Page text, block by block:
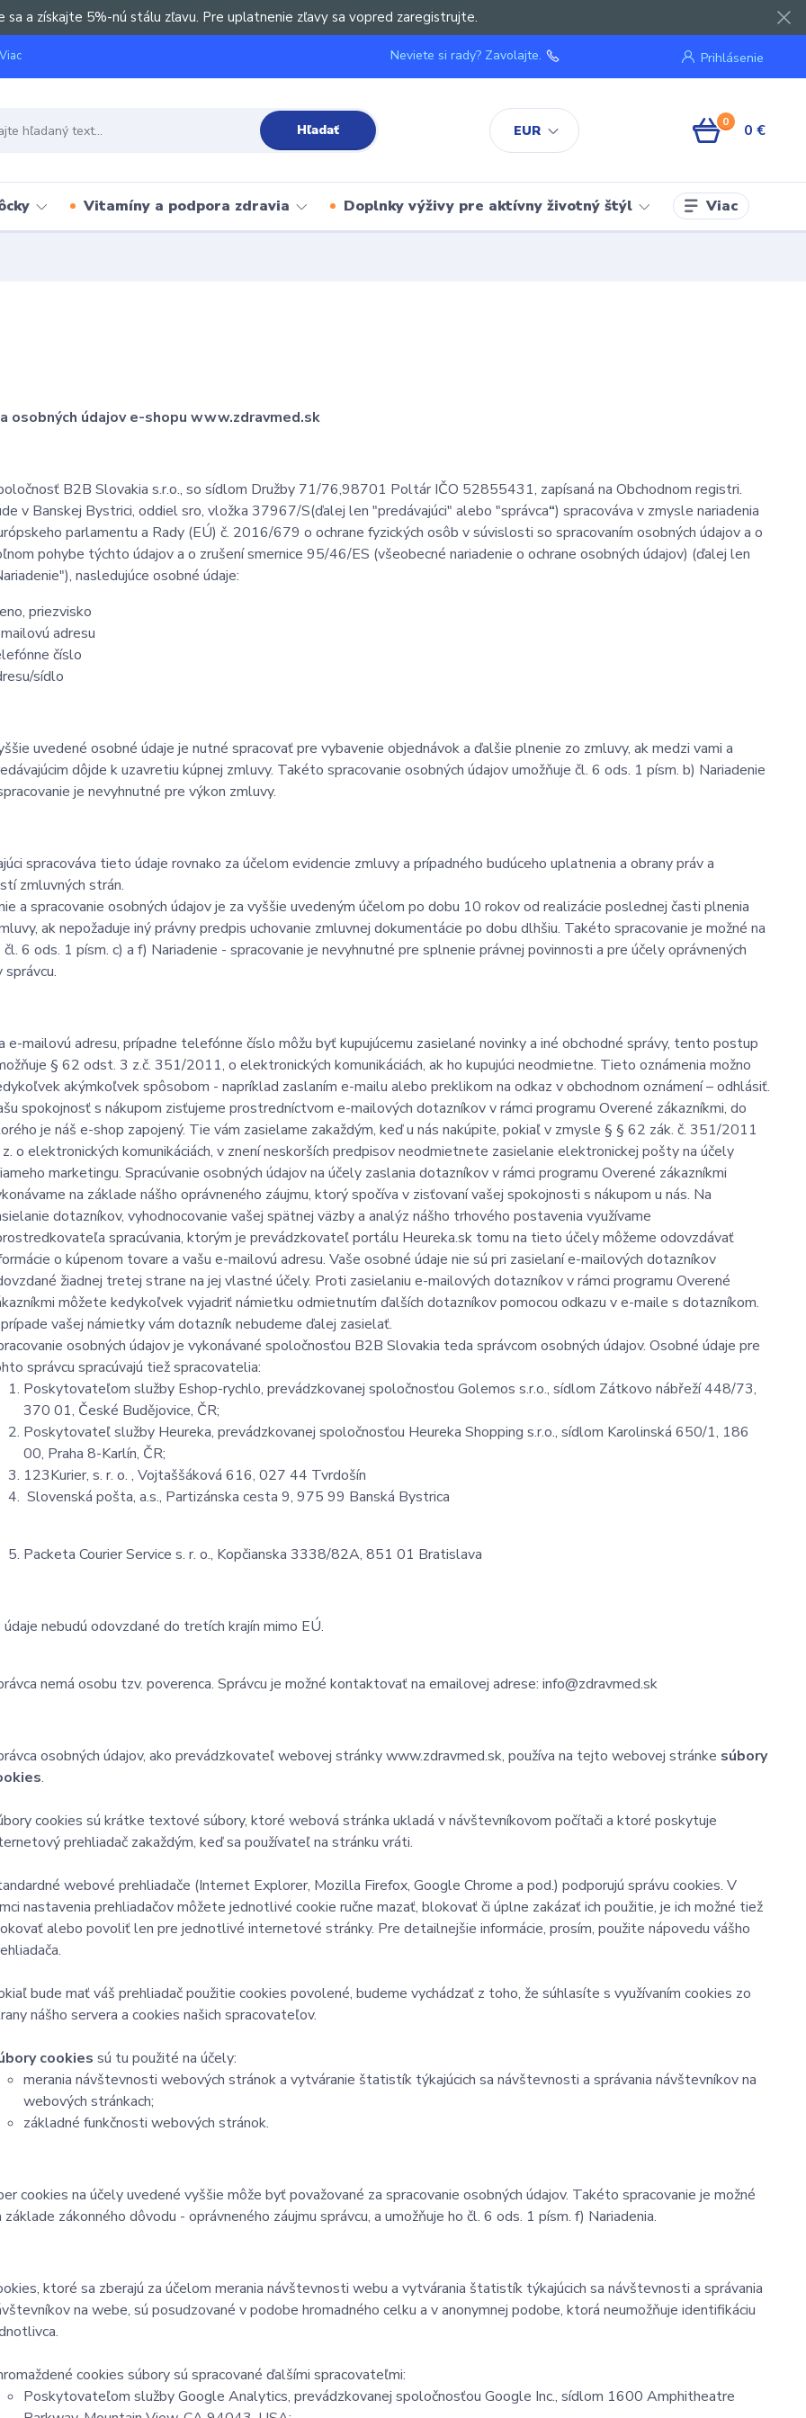
sa a získajte 5%-nú stálu zľavu. Pre uplatnenie zľavy sa vopred zaregistrujte.
Viac
EUR
Prihlásenie
Hľadať
Neviete si rady? Zavolajte.
0 0 €
Vitamíny a podpora zdravia Doplnky výživy pre aktívny životný štýl Viac
osobných údajov e-shopu www.zdravmed.sk
B2B Slovakia s.r.o., so sídlom Družby 71/76,98701 Poltár IČO 52855431, zapísaná na Obchodnom registri.
v Banskej Bystrici, oddiel sro, vložka37967/S(ďalej len "predávajúci" alebo "správca“) spracováva v zmysle nariadenia
parlamentu a Rady (EÚ) č. 2016/679 o ochrane fyzických osôb v súvislosti so spracovaním osobných údajov a o
pohybe týchto údajov a o zrušení smernice 95/46/ES (všeobecné nariadenie o ochrane osobných údajov) (ďalej len
nasledujúce osobné údaje:
priezvisko
adresu
číslo
sídlo
uvedené osobné údaje je nutné spracovať pre vybavenie objednávok a ďalšie plnenie zo zmluvy, ak medzi vami a
dôjde k uzavretiu kúpnej zmluvy. Takéto spracovanie osobných údajov umožňuje čl. 6 ods. 1 písm. b) Nariadenie
je nevyhnutné pre výkon zmluvy.
spracováva tieto údaje rovnako za účelom evidencie zmluvy a prípadného budúceho uplatnenia a obrany práv a
zmluvných strán.
a spracovanie osobných údajov je za vyššie uvedeným účelom po dobu 10 rokov od realizácie poslednej časti plnenia
ak nepožaduje iný právny predpis uchovanie zmluvnej dokumentácie po dobu dlhšiu. Takéto spracovanie je možné na
6 ods. 1 písm. c) a f) Nariadenie - spracovanie je nevyhnutné pre splnenie právnej povinnosti a pre účely oprávnených
správcu.
e-mailovú adresu, prípadne telefónne číslo môžu byť kupujúcemu zasielané novinky a iné obchodné správy, tento postup
§ 62 odst. 3 z.č. 351/2011, o elektronických komunikáciách, ak ho kupujúci neodmietne. Tieto oznámenia možno
akýmkoľvek spôsobom - napríklad zaslaním e-mailu alebo preklikom na odkaz v obchodnom oznámení – odhlásiť.
spokojnosť s nákupom zisťujeme prostredníctvom e-mailových dotazníkov v rámci programu Overené zákazníkmi, do
je náš e-shop zapojený. Tie vám zasielame zakaždým, keď u nás nakúpite, pokiaľ v zmysle § § 62 zák. č. 351/2011
z. o elektronických komunikáciách, v znení neskorších predpisov neodmietnete zasielanie elektronickej pošty na účely
marketingu. Spracúvanie osobných údajov na účely zaslania dotazníkov v rámci programu Overené zákazníkmi
na základe nášho oprávneného záujmu, ktorý spočíva v zisťovaní vašej spokojnosti s nákupom u nás. Na
dotazníkov, vyhodnocovanie vašej spätnej väzby a analýz nášho trhového postavenia využívame
spracúvania, ktorým je prevádzkovateľ portálu Heureka.sk tomu na tieto účely môžeme odovzdávať
o kúpenom tovare a vašu e-mailovú adresu. Vaše osobné údaje nie sú pri zasielaní e-mailových dotazníkov
žiadnej tretej strane na jej vlastné účely. Proti zasielaniu e-mailových dotazníkov v rámci programu Overené
môžete kedykoľvek vyjadriť námietku odmietnutím ďalších dotazníkov pomocou odkazu v e-maile s dotazníkom.
vašej námietky vám dotazník nebudeme ďalej zasielať.
osobných údajov je vykonávané spoločnosťou B2B Slovakia teda správcom osobných údajov. Osobné údaje pre
správcu spracúvajú tiež spracovatelia:
Poskytovateľom služby Eshop-rychlo, prevádzkovanej spoločnosťou Golemos s.r.o., sídlom Zátkovo nábřeží 448/73,
370 01, České Budějovice, ČR;
Poskytovateľ služby Heureka, prevádzkovanej spoločnosťou Heureka Shopping s.r.o., sídlom Karolinská 650/1, 186
00, Praha 8-Karlín, ČR;
123Kurier, s. r. o. , Vojtaššáková 616, 027 44 Tvrdošín
Slovenská pošta, a.s., Partizánska cesta 9, 975 99 Banská Bystrica
Packeta Courier Service s. r. o., Kopčianska 3338/82A, 851 01 Bratislava
nebudú odovzdané do tretích krajín mimo EÚ.
nemá osobu tzv. poverenca. Správcu je možné kontaktovať na emailovej adrese: info@zdravmed.sk
osobných údajov, ako prevádzkovateľ webovej stránky www.zdravmed.sk, používa na tejto webovej stránke súbory
.
cookies sú krátke textové súbory, ktoré webová stránka ukladá v návštevníkovom počítači a ktoré poskytuje
prehliadač zakaždým, keď sa používateľ na stránku vráti.
webové prehliadače (Internet Explorer, Mozilla Firefox, Google Chrome a pod.) podporujú správu cookies. V
nastavenia prehliadačov môžete jednotlivé cookie ručne mazať, blokovať či úplne zakázať ich použitie, je ich možné tiež
alebo povoliť len pre jednotlivé internetové stránky. Pre detailnejšie informácie, prosím, použite nápovedu vášho
bude mať váš prehliadač použitie cookies povolené, budeme vychádzať z toho, že súhlasíte s využívaním cookies zo
nášho servera a cookies našich spracovateľov.
cookies sú tu použité na účely:
merania návštevnosti webových stránok a vytváranie štatistík týkajúcich sa návštevnosti a správania návštevníkov na
webových stránkach;
základné funkčnosti webových stránok.
cookies na účely uvedené vyššie môže byť považované za spracovanie osobných údajov. Takéto spracovanie je možné
základe zákonného dôvodu - oprávneného záujmu správcu, a umožňuje ho čl. 6 ods. 1 písm. f) Nariadenia.
ktoré sa zberajú za účelom merania návštevnosti webu a vytvárania štatistík týkajúcich sa návštevnosti a správania
na webe, sú posudzované v podobe hromadného celku a v anonymnej podobe, ktorá neumožňuje identifikáciu
cookies súbory sú spracované ďalšími spracovateľmi:
Poskytovateľom služby Google Analytics, prevádzkovanej spoločnosťou Google Inc., sídlom 1600 Amphitheatre